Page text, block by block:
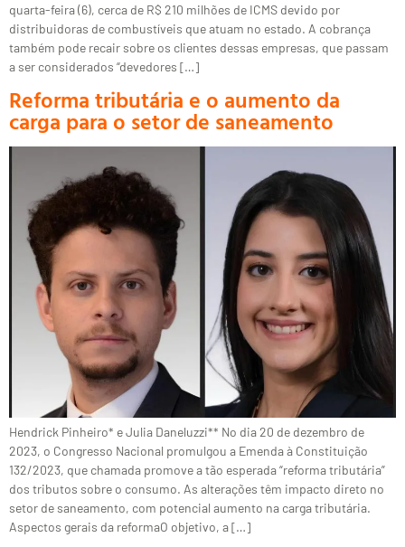
quarta-feira (6), cerca de R$ 210 milhões de ICMS devido por
distribuidoras de combustíveis que atuam no estado. A cobrança
também pode recair sobre os clientes dessas empresas, que passam
a ser considerados “devedores […]
Reforma tributária e o aumento da
carga para o setor de saneamento
Hendrick Pinheiro* e Julia Daneluzzi** No dia 20 de dezembro de
2023, o Congresso Nacional promulgou a Emenda à Constituição
132/2023, que chamada promove a tão esperada “reforma tributária”
dos tributos sobre o consumo. As alterações têm impacto direto no
setor de saneamento, com potencial aumento na carga tributária.
Aspectos gerais da reformaO objetivo, a […]